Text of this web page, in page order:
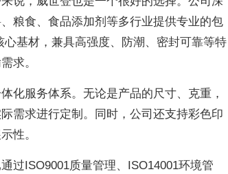
粮食、食品添加剂等多行业提供专业的包
基材，兼具高强度、防潮、密封可靠等特
求。
化服务体系。无论是产品的尺寸、克重，
需求进行定制。同时，公司还支持彩色印
性。
过ISO9001质量管理、ISO14001环境管